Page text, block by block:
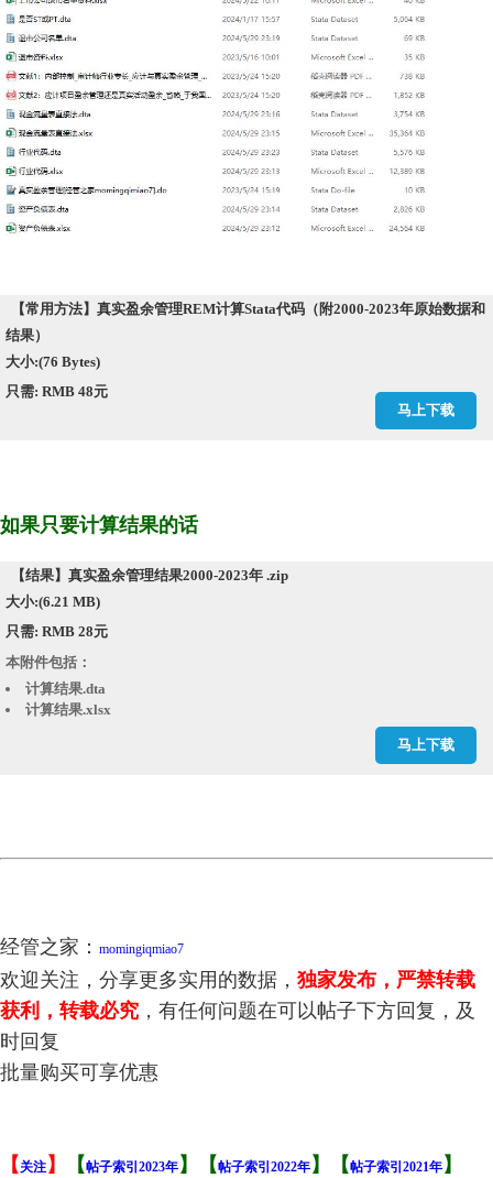
【常用方法】真实盈余管理REM计算Stata代码（附2000-2023年原始数据和
结果）
大小:(76 Bytes)
只需: RMB 48元
马上下载
如果只要计算结果的话
【结果】真实盈余管理结果2000-2023年 .zip
大小:(6.21 MB)
只需: RMB 28元
马上下载
本附件包括：
计算结果.dta
计算结果.xlsx
经管之家： momingiqmiao7
欢迎关注，分享更多实用的数据， 独家发布，严禁转载
获利，转载必究 ，有任何问题在可以帖子下方回复，及
时回复
批量购买可享优惠
【 关注 】 【帖子索引2023年 】【帖子索引2022年 】【帖子索引2021年 】